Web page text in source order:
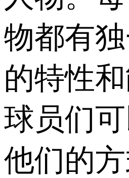
物都有
的特性和
球员们
他们的